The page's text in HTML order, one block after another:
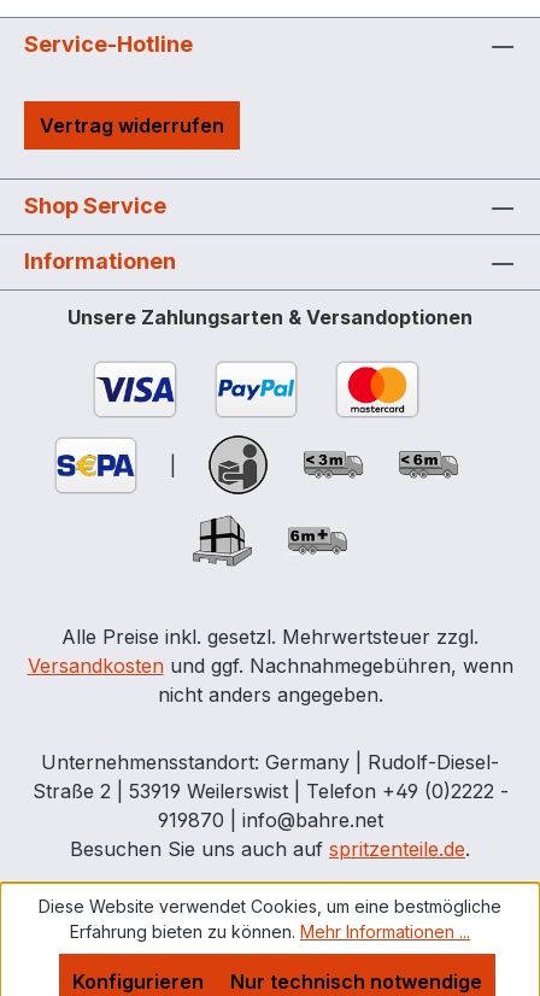
Service-Hotline
Vertrag widerrufen
Shop Service
Informationen
Unsere Zahlungsarten & Versandoptionen
Alle Preise inkl. gesetzl. Mehrwertsteuer zzgl.
Versandkostenund ggf. Nachnahmegebühren, wenn
nicht anders angegeben.
Unternehmensstandort: Germany | Rudolf-Diesel-
Straße 2 | 53919 Weilerswist | Telefon +49 (0)2222 -
919870 | info@bahre.net
Besuchen Sie uns auch auf spritzenteile.de.
Diese Website verwendet Cookies, um eine bestmögliche
Erfahrung bieten zu können. Mehr Informationen ...
Nur technisch notwendige
Konfigurieren